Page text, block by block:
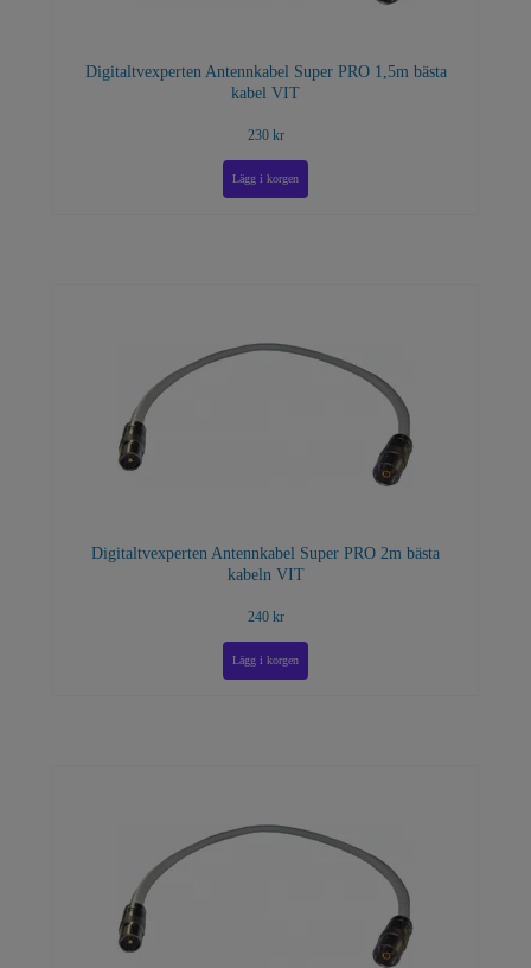
Digitaltvexperten Antennkabel Super PRO 1,5m bästa
kabel VIT
230 kr
Digitaltvexperten Antennkabel Super PRO 2m bästa
kabeln VIT
240 kr